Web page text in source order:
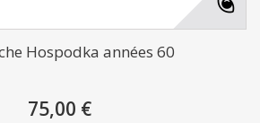
Hospodka années 60
75,00 €